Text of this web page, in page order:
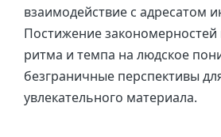
взаимодействие с адресатом
Постижение закономерностей
ритма и темпа на людское
безграничные перспективы
увлекательного материала.